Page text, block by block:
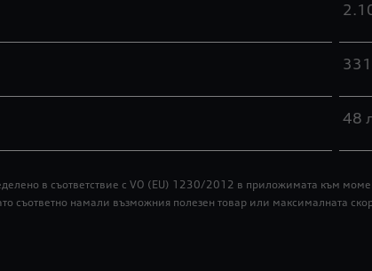
48
в съответствие с VO (EU) 1230/2012 в приложимата към
съответно намали възможния полезен товар или максималната